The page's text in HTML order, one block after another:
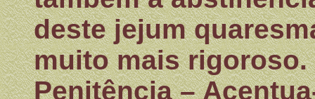
deste jejum
muito mais rigoroso.
Penitência –